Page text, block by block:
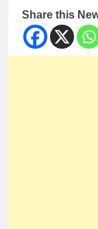
Share this